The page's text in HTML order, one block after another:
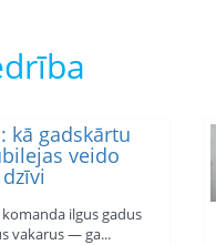
kā gadskārtu
veido
ilgus gadus
vakarus — ga...